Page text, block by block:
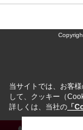
当サイトでは、お客
して、クッキー（
詳しくは、当社の 「